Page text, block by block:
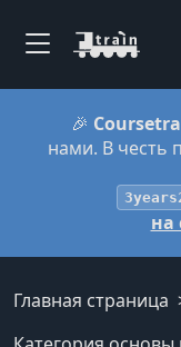
🎉
нами. В честь
на
Главная страница